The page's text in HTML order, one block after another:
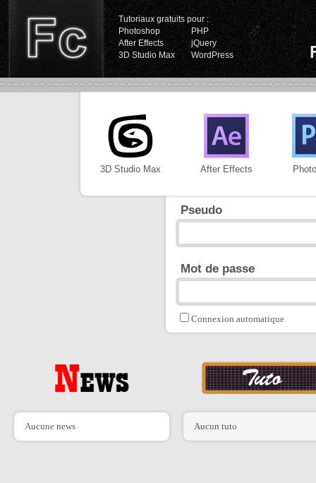
Tutoriaux gratuits pour :
Photoshop
PHP
After Effects
jQuery
3D Studio Max
WordPress
3D Studio Max After Effects
Pseudo
Mot de passe
Connexion automatique
Aucune news Aucun tuto